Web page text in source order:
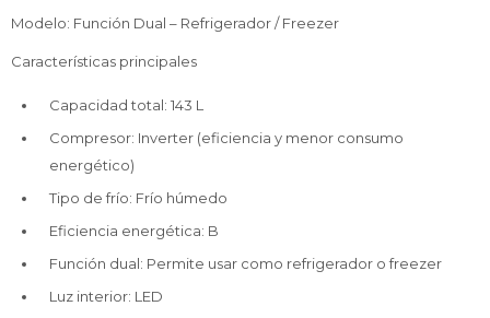
Modelo: Función Dual – Refrigerador / Freezer
Características principales
Capacidad total: 143 L
Compresor: Inverter (eficiencia y menor consumo
energético)
Tipo de frío: Frío húmedo
Eficiencia energética: B
Función dual: Permite usar como refrigerador o freezer
Luz interior: LED